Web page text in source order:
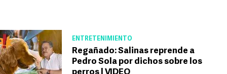
ENTRETENIMIENTO
Regañado: Salinas reprende a
Pedro Sola por dichos sobre los
perros | VIDEO